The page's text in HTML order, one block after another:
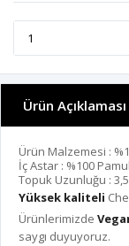
Ürün Açıklaması
Ürün Malzemesi :
İç Astar : %100
Topuk Uzunluğu :
Yüksek kaliteli
Ürünlerimizde
saygı duyuyoruz.